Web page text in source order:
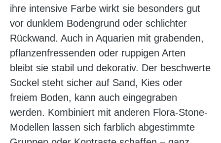
ihre intensive Farbe wirkt sie besonders gut
vor dunklem Bodengrund oder schlichter
Rückwand. Auch in Aquarien mit grabenden,
pflanzenfressenden oder ruppigen Arten
bleibt sie stabil und dekorativ. Der beschwerte
Sockel steht sicher auf Sand, Kies oder
freiem Boden, kann auch eingegraben
werden. Kombiniert mit anderen Flora-Stone-
Modellen lassen sich farblich abgestimmte